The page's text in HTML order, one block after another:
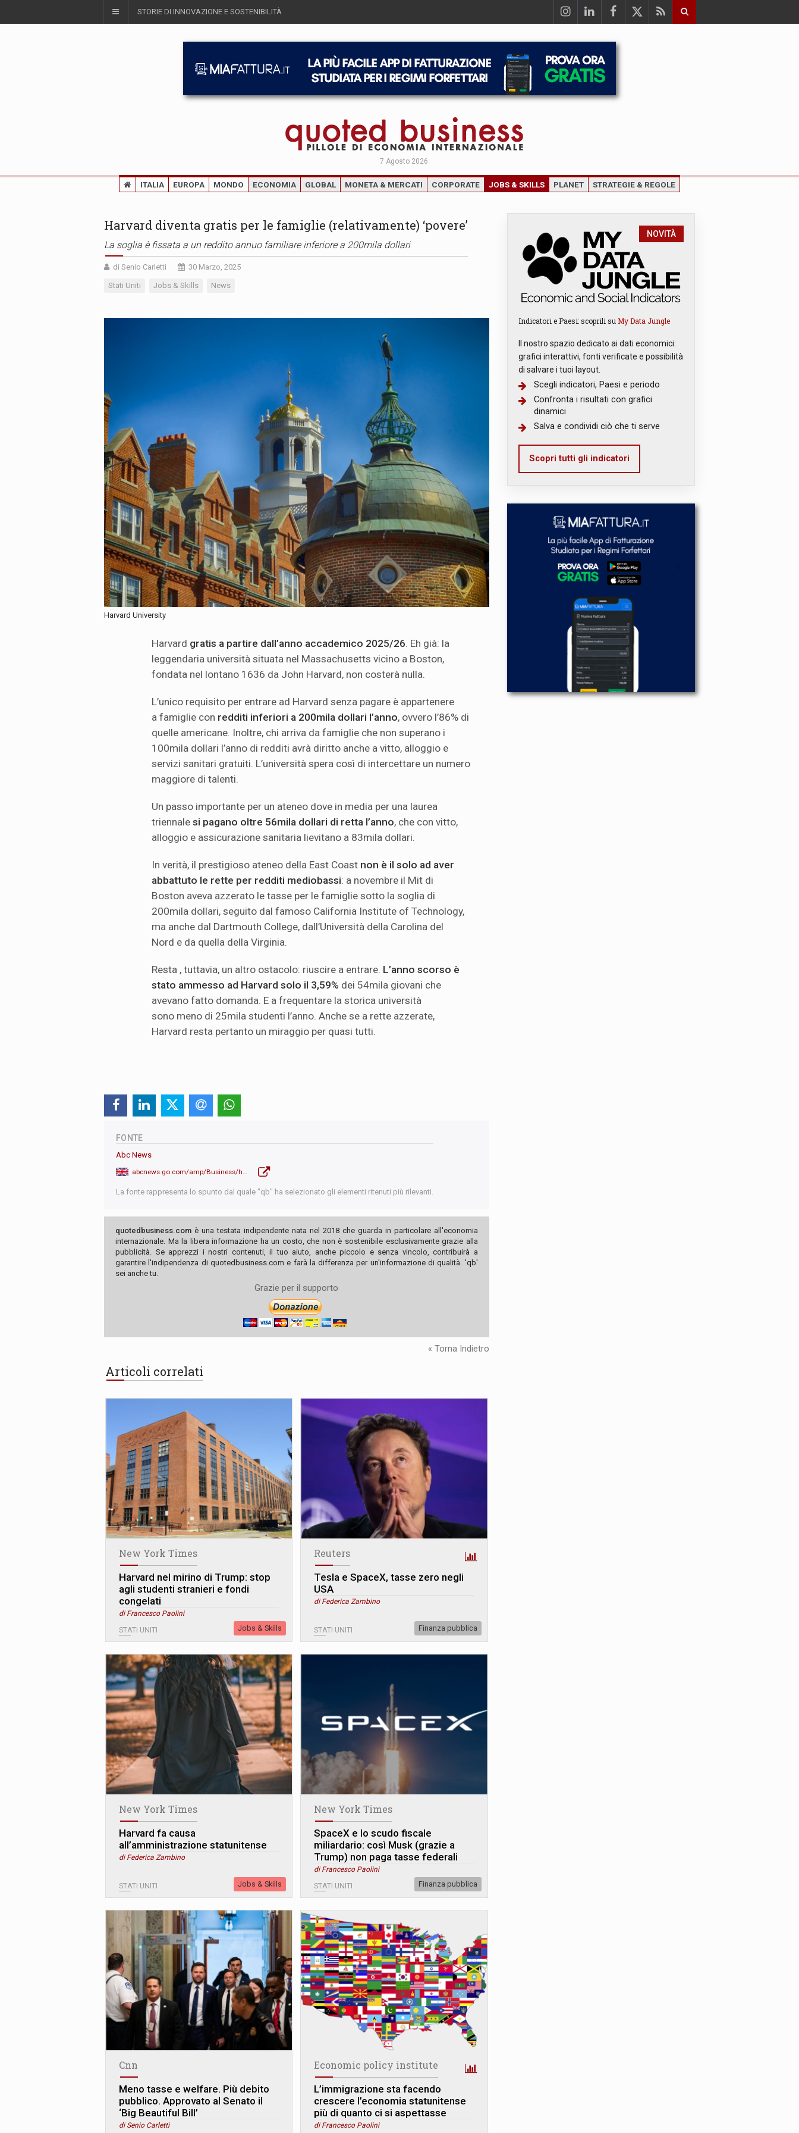
STORIE DI INNOVAZIONE E SOSTENIBILITÀ
7 Agosto 2026
ITALIA EUROPA MONDO ECONOMIA GLOBAL MONETA & MERCATI CORPORATE JOBS & SKILLS PLANET STRATEGIE & REGOLE
Harvard diventa gratis per le famiglie (relativamente) ‘povere’
La soglia è fissata a un reddito annuo familiare inferiore a 200mila dollari
di Senio Carletti 30 Marzo, 2025
Stati Uniti Jobs & Skills News
Harvard University
Harvard gratis a partire dall’anno accademico 2025/26. Eh già: la
leggendaria università situata nel Massachusetts vicino a Boston,
fondata nel lontano 1636 da John Harvard, non costerà nulla.
L’unico requisito per entrare ad Harvard senza pagare è appartenere
a famiglie con redditi inferiori a 200mila dollari l’anno, ovvero l’86% di
quelle americane. Inoltre, chi arriva da famiglie che non superano i
100mila dollari l’anno di redditi avrà diritto anche a vitto, alloggio e
servizi sanitari gratuiti. L’università spera così di intercettare un numero
maggiore di talenti.
Un passo importante per un ateneo dove in media per una laurea
triennale si pagano oltre 56mila dollari di retta l’anno, che con vitto,
alloggio e assicurazione sanitaria lievitano a 83mila dollari.
In verità, il prestigioso ateneo della East Coast non è il solo ad aver
abbattuto le rette per redditi mediobassi: a novembre il Mit di
Boston aveva azzerato le tasse per le famiglie sotto la soglia di
200mila dollari, seguito dal famoso California Institute of Technology,
ma anche dal Dartmouth College, dall’Università della Carolina del
Nord e da quella della Virginia.
Resta , tuttavia, un altro ostacolo: riuscire a entrare. L’anno scorso è
stato ammesso ad Harvard solo il 3,59% dei 54mila giovani che
avevano fatto domanda. E a frequentare la storica università
sono meno di 25mila studenti l’anno. Anche se a rette azzerate,
Harvard resta pertanto un miraggio per quasi tutti.
FONTE
Abc News
abcnews.go.com/amp/Business/harvard-tuition-families-making-200k/story?id=119874241
La fonte rappresenta lo spunto dal quale "qb" ha selezionato gli elementi ritenuti più rilevanti.
quotedbusiness.com è una testata indipendente nata nel 2018 che guarda in particolare all'economia
internazionale. Ma la libera informazione ha un costo, che non è sostenibile esclusivamente grazie alla
pubblicità. Se apprezzi i nostri contenuti, il tuo aiuto, anche piccolo e senza vincolo, contribuirà a
garantire l'indipendenza di quotedbusiness.com e farà la differenza per un'informazione di qualità. 'qb'
sei anche tu.
Grazie per il supporto
« Torna Indietro
Articoli correlati
New York Times
Harvard nel mirino di Trump: stop
agli studenti stranieri e fondi
congelati
di Francesco Paolini
STATI UNITI Jobs & Skills
Reuters
Tesla e SpaceX, tasse zero negli
USA
di Federica Zambino
STATI UNITI Finanza pubblica
New York Times
Harvard fa causa
all’amministrazione statunitense
di Federica Zambino
STATI UNITI Jobs & Skills
New York Times
SpaceX e lo scudo fiscale
miliardario: così Musk (grazie a
Trump) non paga tasse federali
di Francesco Paolini
STATI UNITI Finanza pubblica
Cnn
Meno tasse e welfare. Più debito
pubblico. Approvato al Senato il
‘Big Beautiful Bill’
di Senio Carletti
Economic policy institute
L’immigrazione sta facendo
crescere l’economia statunitense
più di quanto ci si aspettasse
di Francesco Paolini
NOVITÀ
Indicatori e Paesi: scoprili su My Data Jungle
Il nostro spazio dedicato ai dati economici:
grafici interattivi, fonti verificate e possibilità
di salvare i tuoi layout.
Scegli indicatori, Paesi e periodo
Confronta i risultati con grafici
dinamici
Salva e condividi ciò che ti serve
Scopri tutti gli indicatori